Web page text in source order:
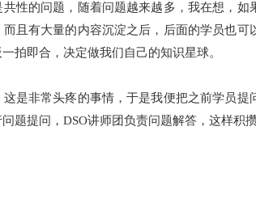
性的问题，随着问题越来越多，我在想，
且有大量的内容沉淀之后，后面的学员也
拍即合，决定做我们自己的知识星球。
是非常头疼的事情，于是我便把之前学员
题提问，DSO讲师团负责问题解答，这样积